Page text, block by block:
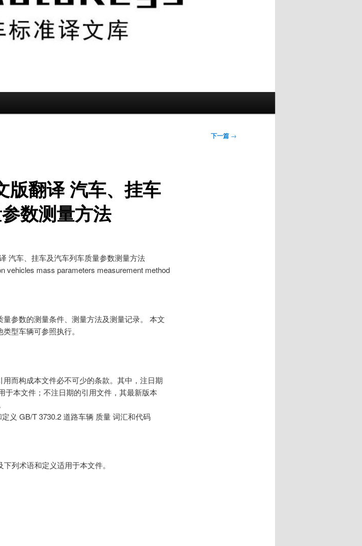
下一篇 →
版翻译 汽车、挂车
数测量方法
汽车、挂车及汽车列车质量参数测量方法
vehicles mass parameters measurement method
参数的测量条件、测量方法及测量记录。 本文
型车辆可参照执行。
而构成本文件必不可少的条款。其中，注日期
于本文件；不注日期的引用文件，其最新版本
义 GB/T 3730.2 道路车辆 质量 词汇和代码
列术语和定义适用于本文件。